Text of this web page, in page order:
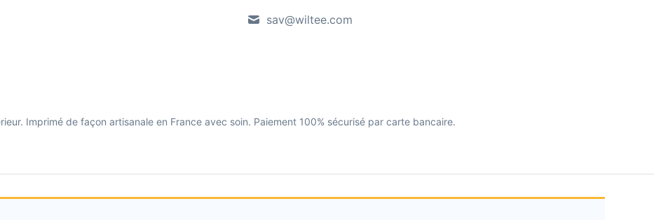
sav@wiltee.com
Imprimé de façon artisanale en France avec soin. Paiement 100% sécurisé par carte bancaire.